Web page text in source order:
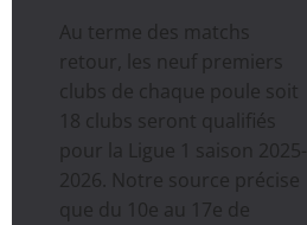
Au terme des matchs
retour, les neuf premiers
clubs de chaque poule soit
18 clubs seront qualifiés
pour la Ligue 1 saison 2025-
2026. Notre source précise
que du 10e au 17e de